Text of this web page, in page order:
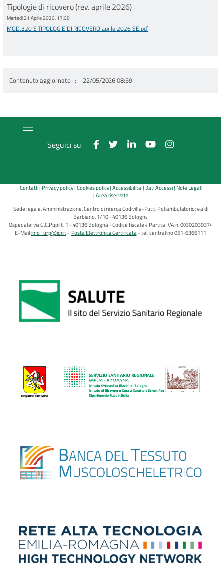
Tipologie di ricovero (rev. aprile 2026)
Martedì 21 Aprile 2026, 17:08
MOD.320 S TIPOLOGIE DI RICOVERO aprile 2026 SE.pdf
Contenuto aggiornato il 22/05/2026 08:59
Seguici su
Contatti Privacy policy Cookies policy Accessibilità Dati Accessi Note Legali
Area riservata
Sede legale, Amministrazione, Centro di ricerca Codivilla-Putti, Poliambulatorio: via di
Barbiano, 1/10 - 40136 Bologna
Ospedale: via G.C.Pupilli, 1 - 40136 Bologna - Codice fiscale e Partita IVA n. 00302030374
E-Mail:info_urp@ior.it Posta Elettronica Certificata tel. centralino 051-6366111